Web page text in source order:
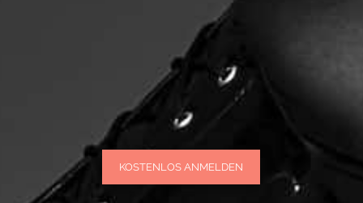
KOSTENLOS ANMELDEN